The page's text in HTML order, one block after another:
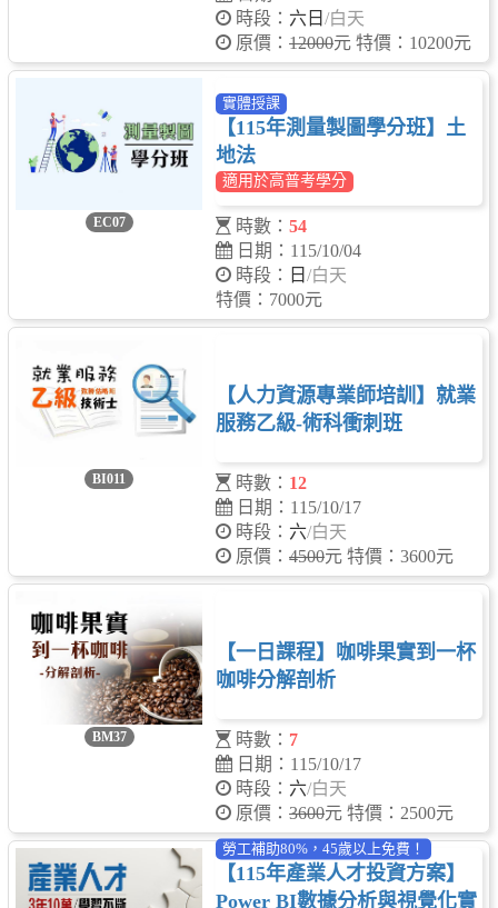
時段： 六日 /白天
原價： 12000元 特價：10200元
EC07
實體授課
【115年測量製圖學分班】土
地法
適用於高普考學分
時數： 54
日期：115/10/04
時段：
日 /白天
特價：7000元
BI011
【人力資源專業師培訓】就業
服務乙級-術科衝刺班
時數： 12
日期：115/10/17
時段： 六/白天
原價： 4500元 特價：3600元
BM37
【一日課程】咖啡果實到一杯
咖啡分解剖析
時數： 7
日期：115/10/17
時段： 六/白天
原價： 3600元 特價：2500元
勞工補助80%，45歲以上免費！
【115年產業人才投資方案】
Power BI數據分析與視覺化實